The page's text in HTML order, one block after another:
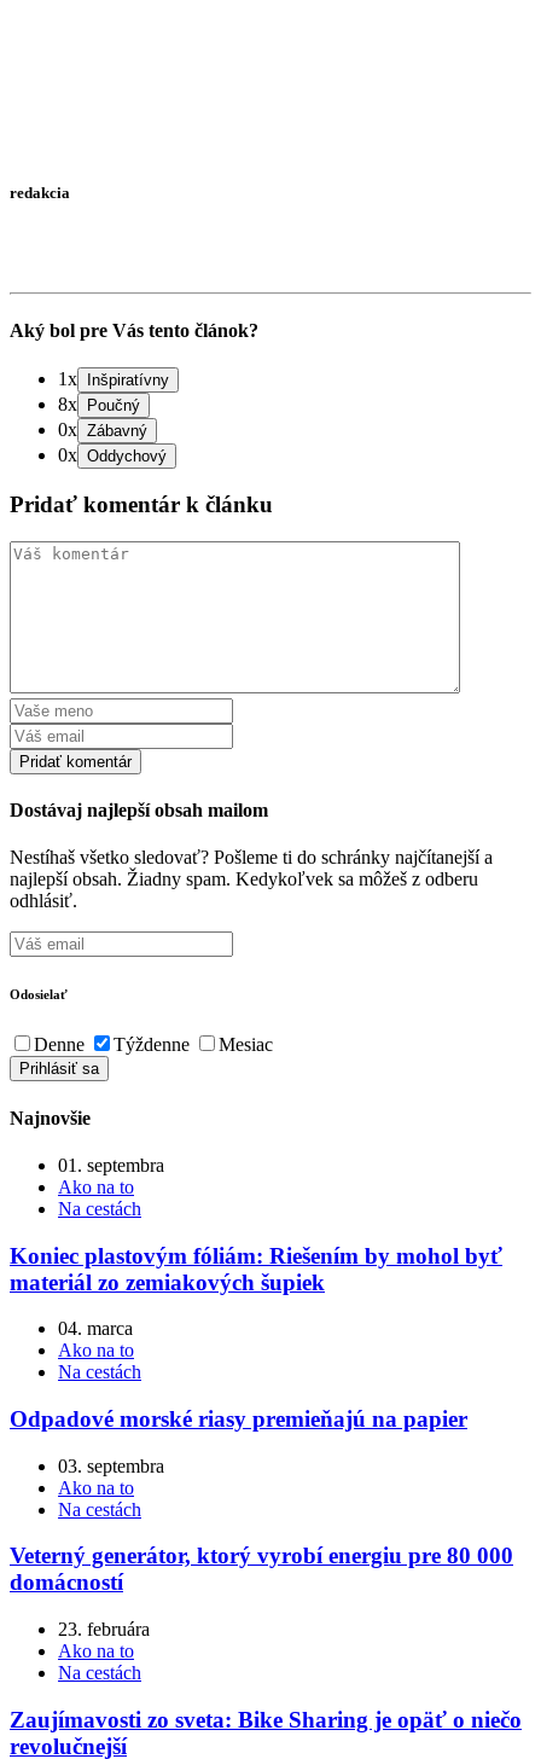
redakcia
Aký bol pre Vás tento článok?
1x
8x
0x
0x
Pridať komentár k článku
Dostávaj najlepší obsah mailom
Nestíhaš všetko sledovať? Pošleme ti do schránky najčítanejší a
najlepší obsah. Žiadny spam. Kedykoľvek sa môžeš z odberu
odhlásiť.
Odosielať
Denne Týždenne Mesiac
Najnovšie
01. septembra
Ako na to
Na cestách
Koniec plastovým fóliám: Riešením by mohol byť
materiál zo zemiakových šupiek
04. marca
Ako na to
Na cestách
Odpadové morské riasy premieňajú na papier
03. septembra
Ako na to
Na cestách
Veterný generátor, ktorý vyrobí energiu pre 80 000
domácností
23. februára
Ako na to
Na cestách
Zaujímavosti zo sveta: Bike Sharing je opäť o niečo
revolučnejší